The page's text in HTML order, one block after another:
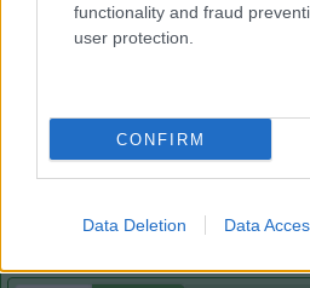
functionality and fraud
user protection.
CONFIRM
Data Deletion Data
9